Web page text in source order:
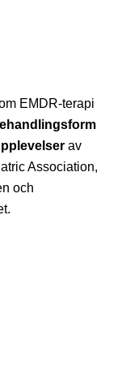
EMDR-terapi
av
Association,
och